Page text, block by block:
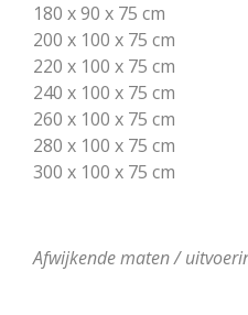
180 x 90 x 75 cm
200 x 100 x 75 cm
220 x 100 x 75 cm
240 x 100 x 75 cm
260 x 100 x 75 cm
280 x 100 x 75 cm
300 x 100 x 75 cm
Afwijkende maten /